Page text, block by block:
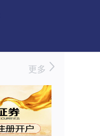
更多